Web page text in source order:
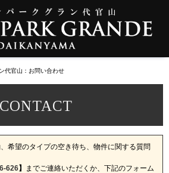
代官山：お問い合わせ
希望のタイプの空き待ち、物件に関する質問
626】
までご連絡いただくか、下記のフォーム